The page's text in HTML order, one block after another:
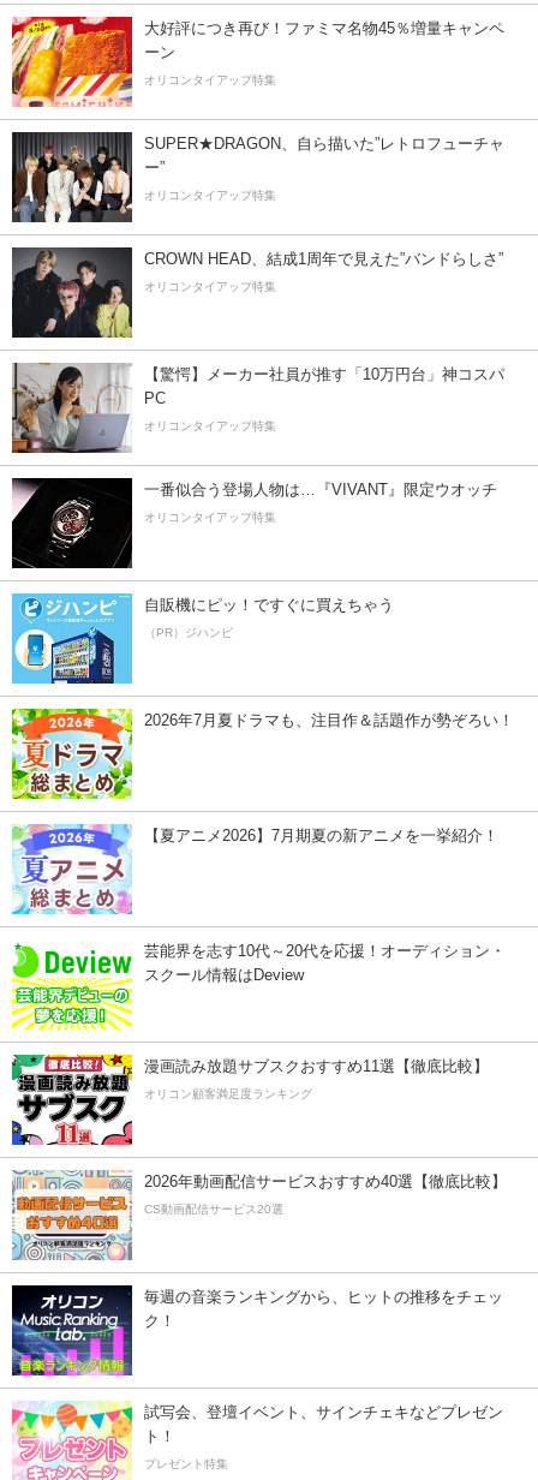
大好評につき再び！ファミマ名物45％増量キャンペ
ーン
オリコンタイアップ特集
SUPER★DRAGON、自ら描いた”レトロフューチャ
ー”
オリコンタイアップ特集
CROWN HEAD、結成1周年で見えた”バンドらしさ”
オリコンタイアップ特集
【驚愕】メーカー社員が推す「10万円台」神コスパ
PC
オリコンタイアップ特集
一番似合う登場人物は…『VIVANT』限定ウオッチ
オリコンタイアップ特集
自販機にピッ！ですぐに買えちゃう
（PR）ジハンピ
2026年7月夏ドラマも、注目作＆話題作が勢ぞろい！
【夏アニメ2026】7月期夏の新アニメを一挙紹介！
芸能界を志す10代～20代を応援！オーディション・
スクール情報はDeview
漫画読み放題サブスクおすすめ11選【徹底比較】
オリコン顧客満足度ランキング
2026年動画配信サービスおすすめ40選【徹底比較】
CS動画配信サービス20選
毎週の音楽ランキングから、ヒットの推移をチェッ
ク！
試写会、登壇イベント、サインチェキなどプレゼン
ト！
プレゼント特集